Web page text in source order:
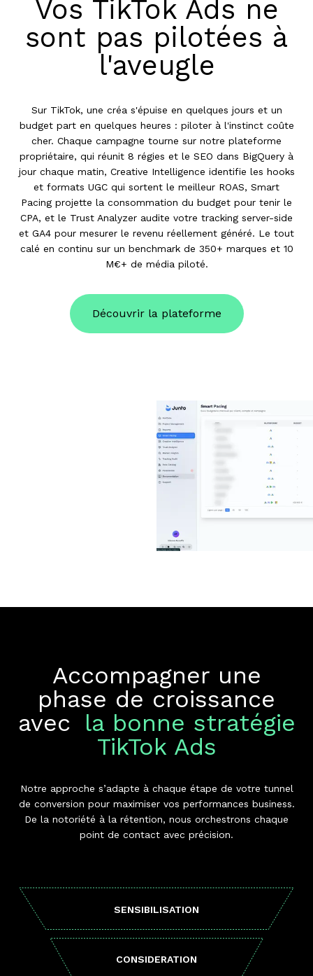
Vos TikTok Ads ne
sont pas pilotées à
l'aveugle
Sur TikTok, une créa s'épuise en quelques jours et un
budget part en quelques heures : piloter à l'instinct coûte
cher. Chaque campagne tourne sur notre plateforme
propriétaire, qui réunit 8 régies et le SEO dans BigQuery à
jour chaque matin, Creative Intelligence identifie les hooks
et formats UGC qui sortent le meilleur ROAS, Smart
Pacing projette la consommation du budget pour tenir le
CPA, et le Trust Analyzer audite votre tracking server-side
et GA4 pour mesurer le revenu réellement généré. Le tout
calé en continu sur un benchmark de 350+ marques et 10
M€+ de média piloté.
Découvrir la plateforme
Accompagner une
phase de croissance
avec la bonne stratégie
TikTok Ads
Notre approche s’adapte à chaque étape de votre tunnel
de conversion pour maximiser vos performances business.
De la notoriété à la rétention, nous orchestrons chaque
point de contact avec précision.
SENSIBILISATION
CONSIDERATION